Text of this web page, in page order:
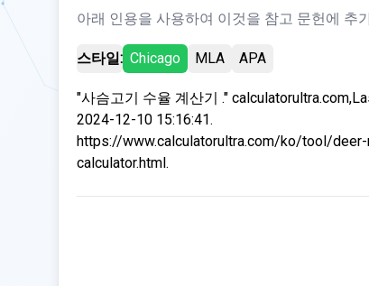
아래 인용을 사용하여 이것을 참고 문헌에 추
스타일: Chicago MLA APA
"사슴고기 수율 계산기 ."
2024-12-10 15:16:41.
https://www.calculatorultra.com/ko/tool/
calculator.html.